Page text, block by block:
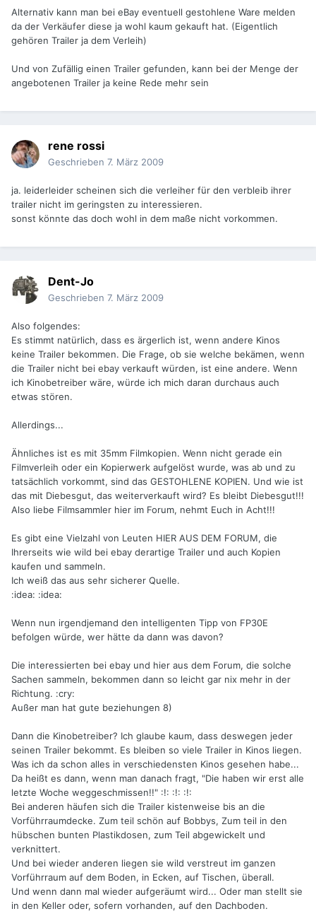
Alternativ kann man bei eBay eventuell gestohlene Ware melden
da der Verkäufer diese ja wohl kaum gekauft hat. (Eigentlich
gehören Trailer ja dem Verleih)
Und von Zufällig einen Trailer gefunden, kann bei der Menge der
angebotenen Trailer ja keine Rede mehr sein
rene rossi
Geschrieben 7. März 2009
ja. leiderleider scheinen sich die verleiher für den verbleib ihrer
trailer nicht im geringsten zu interessieren.
sonst könnte das doch wohl in dem maße nicht vorkommen.
Dent-Jo
Geschrieben 7. März 2009
Also folgendes:
Es stimmt natürlich, dass es ärgerlich ist, wenn andere Kinos
keine Trailer bekommen. Die Frage, ob sie welche bekämen, wenn
die Trailer nicht bei ebay verkauft würden, ist eine andere. Wenn
ich Kinobetreiber wäre, würde ich mich daran durchaus auch
etwas stören.
Allerdings...
Ähnliches ist es mit 35mm Filmkopien. Wenn nicht gerade ein
Filmverleih oder ein Kopierwerk aufgelöst wurde, was ab und zu
tatsächlich vorkommt, sind das GESTOHLENE KOPIEN. Und wie ist
das mit Diebesgut, das weiterverkauft wird? Es bleibt Diebesgut!!!
Also liebe Filmsammler hier im Forum, nehmt Euch in Acht!!!
Es gibt eine Vielzahl von Leuten HIER AUS DEM FORUM, die
Ihrerseits wie wild bei ebay derartige Trailer und auch Kopien
kaufen und sammeln.
Ich weiß das aus sehr sicherer Quelle.
:idea: :idea:
Wenn nun irgendjemand den intelligenten Tipp von FP30E
befolgen würde, wer hätte da dann was davon?
Die interessierten bei ebay und hier aus dem Forum, die solche
Sachen sammeln, bekommen dann so leicht gar nix mehr in der
Richtung. :cry:
Außer man hat gute beziehungen 8)
Dann die Kinobetreiber? Ich glaube kaum, dass deswegen jeder
seinen Trailer bekommt. Es bleiben so viele Trailer in Kinos liegen.
Was ich da schon alles in verschiedensten Kinos gesehen habe...
Da heißt es dann, wenn man danach fragt, "Die haben wir erst alle
letzte Woche weggeschmissen!!" :!: :!: :!:
Bei anderen häufen sich die Trailer kistenweise bis an die
Vorführraumdecke. Zum teil schön auf Bobbys, Zum teil in den
hübschen bunten Plastikdosen, zum Teil abgewickelt und
verknittert.
Und bei wieder anderen liegen sie wild verstreut im ganzen
Vorführraum auf dem Boden, in Ecken, auf Tischen, überall.
Und wenn dann mal wieder aufgeräumt wird... Oder man stellt sie
in den Keller oder, sofern vorhanden, auf den Dachboden.